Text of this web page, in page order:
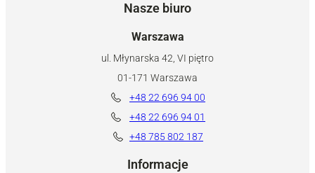
Nasze biuro
Warszawa
ul. Młynarska 42, VI piętro
01-171 Warszawa
+48 22 696 94 00
+48 22 696 94 01
+48 785 802 187
Informacje